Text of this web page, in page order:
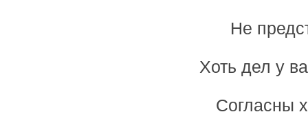
Не
Хоть дел у
Согласны